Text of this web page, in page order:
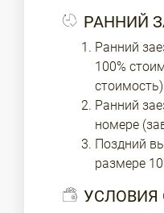
РАННИЙ
Ранний
100%
Ранний
номере
Поздний
размере
УСЛОВИЯ